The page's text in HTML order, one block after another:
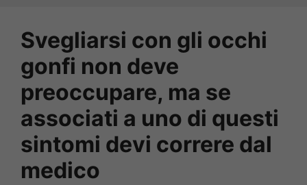
Svegliarsi con gli occhi
gonfi non deve
preoccupare, ma se
associati a uno di questi
sintomi devi correre dal
medico